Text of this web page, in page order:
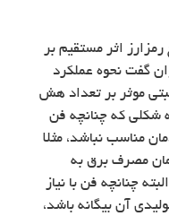
اثر مستقیم بر
گفت نحوه عملکرد
موثر بر تعداد هش
شکلی که چنانچه فن
مناسب نباشد، مثلا
تراهش با همان مصرف برق به
البته چنانچه فن با نیاز
آن بیگانه باشد،